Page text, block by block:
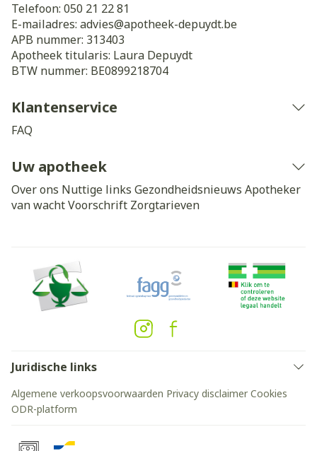
Telefoon: 050 21 22 81
E-mailadres: advies@apotheek-depuydt.be
APB nummer: 313403
Apotheek titularis: Laura Depuydt
BTW nummer: BE0899218704
Klantenservice
FAQ
Uw apotheek
Over ons Nuttige links Gezondheidsnieuws Apotheker
van wachtVoorschrift Zorgtarieven
Juridische links
Algemene verkoopsvoorwaarden Privacy disclaimer Cookies
ODR-platform